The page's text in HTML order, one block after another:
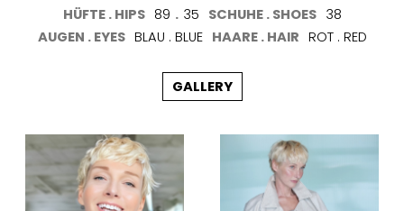
HÜFTE . HIPS 89 . 35 SCHUHE . SHOES 38
AUGEN . EYES BLAU . BLUE HAARE . HAIR ROT . RED
GALLERY